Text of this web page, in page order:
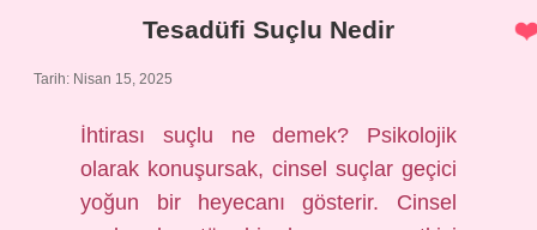
Tesadüfi Suçlu Nedir
Tarih: Nisan 15, 2025
İhtirası suçlu ne demek? Psikolojik
olarak konuşursak, cinsel suçlar geçici
yoğun bir heyecanı gösterir. Cinsel